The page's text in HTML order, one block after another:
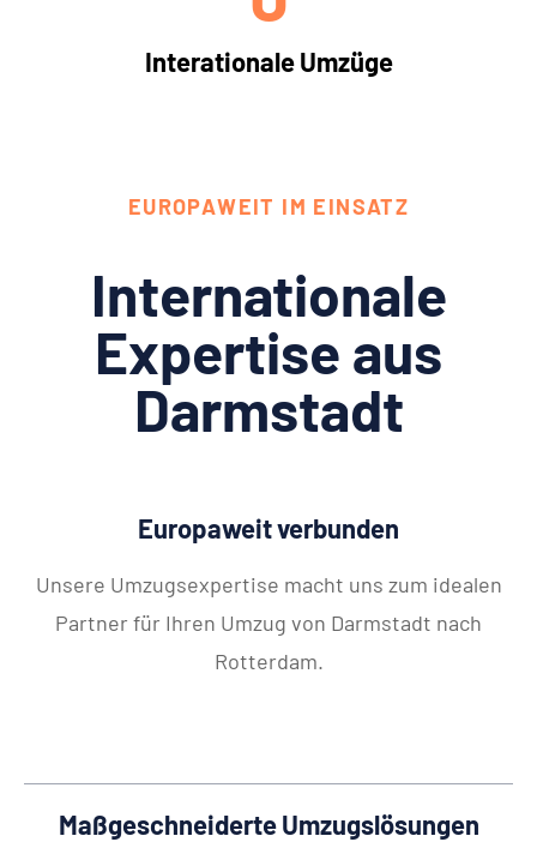
Interationale Umzüge
EUROPAWEIT IM EINSATZ
Internationale
Expertise aus
Darmstadt
Europaweit verbunden
Unsere Umzugsexpertise macht uns zum idealen
Partner für Ihren Umzug von Darmstadt nach
Rotterdam.
Maßgeschneiderte Umzugslösungen